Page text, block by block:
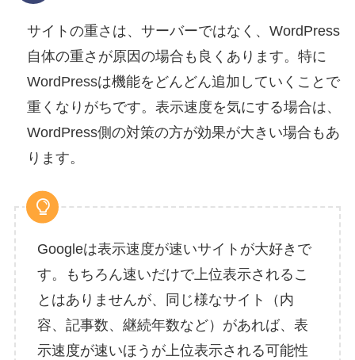
サイトの重さは、サーバーではなく、WordPress
自体の重さが原因の場合も良くあります。特に
WordPressは機能をどんどん追加していくことで
重くなりがちです。表示速度を気にする場合は、
WordPress側の対策の方が効果が大きい場合もあ
ります。
Googleは表示速度が速いサイトが大好きで
す。もちろん速いだけで上位表示されるこ
とはありませんが、同じ様なサイト（内
容、記事数、継続年数など）があれば、表
示速度が速いほうが上位表示される可能性